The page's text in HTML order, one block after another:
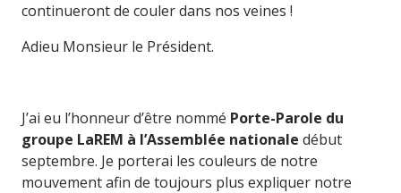
continueront de couler dans nos veines !
Adieu Monsieur le Président.
J’ai eu l’honneur d’être nommé Porte-Parole du
groupe LaREM à l’Assemblée nationale début
septembre. Je porterai les couleurs de notre
mouvement afin de toujours plus expliquer notre